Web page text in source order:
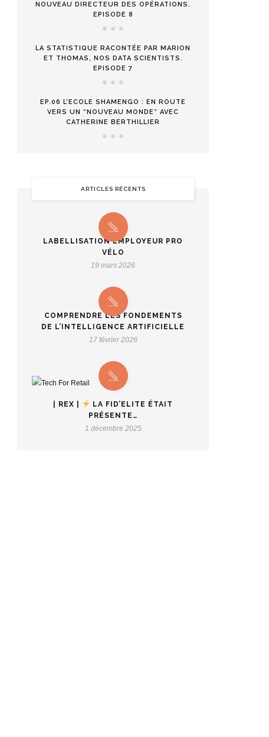
NOUVEAU DIRECTEUR DES OPÉRATIONS.
EPISODE 8
LA STATISTIQUE RACONTÉE PAR MARION
ET THOMAS, NOS DATA SCIENTISTS.
EPISODE 7
EP.06 L’ECOLE SHAMENGO : EN ROUTE
VERS UN “NOUVEAU MONDE” AVEC
CATHERINE BERTHILLIER
ARTICLES RÉCENTS
LABELLISATION EMPLOYEUR PRO
VÉLO
19 mars 2026
COMPRENDRE LES FONDEMENTS
DE L’INTELLIGENCE ARTIFICIELLE
17 février 2026
| REX |
LA FID’ELITE ÉTAIT
PRÉSENTE…
1 décembre 2025